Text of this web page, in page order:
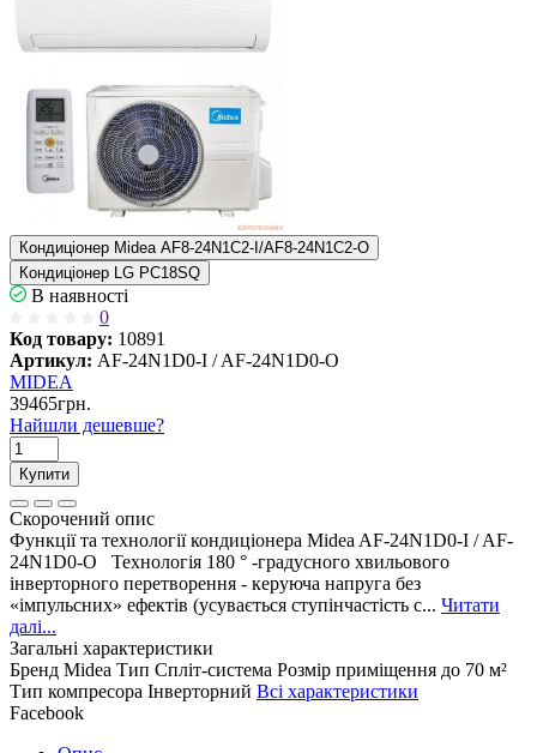
Кондиціонер Midea AF8-24N1C2-I/AF8-24N1C2-O
Кондиціонер LG PC18SQ
В наявності
0
Код товару: 10891
Артикул: AF-24N1D0-I / AF-24N1D0-O
MIDEA
39465грн.
Найшли дешевше?
Купити
Скорочений опис
Функції та технології кондиціонера Midea AF-24N1D0-I / AF-
24N1D0-O Технологія 180 ° -градусного хвильового
інверторного перетворення - керуюча напруга без
«імпульсних» ефектів (усувається ступінчастість с... Читати
далі...
Загальні характеристики
Бренд Midea Тип Спліт-система Розмір приміщення до 70 м²
Тип компресора Інверторний Всі характеристики
Facebook